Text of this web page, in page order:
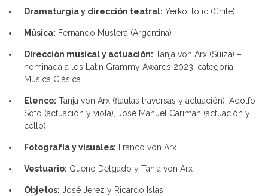
Dramaturgia y dirección teatral: Yerko Tolic (Chile)
Música: Fernando Muslera (Argentina)
Dirección musical y actuación: Tanja von Arx (Suiza) –
nominada a los Latin Grammy Awards 2023, categoría
Música Clásica
Elenco: Tanja von Arx (flautas traversas y actuación), Adolfo
Soto (actuación y viola), José Manuel Carimán (actuación y
cello)
Fotografía y visuales: Franco von Arx
Vestuario: Queno Delgado y Tanja von Arx
Objetos: José Jerez y Ricardo Islas